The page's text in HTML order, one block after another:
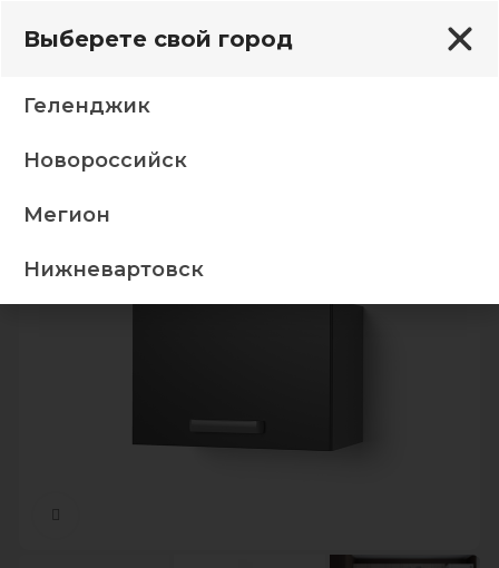
5 Х фасад 5Хпалермо Бомбей/сандал белый
Выберете свой город
Геленджик
Новороссийск
Мегион
Нижневартовск